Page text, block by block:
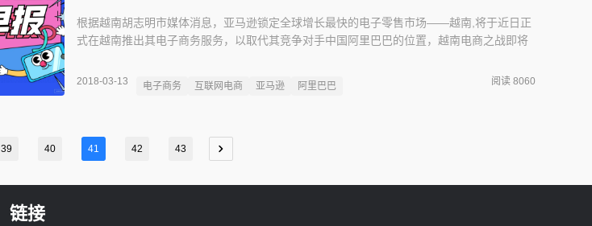
根据越南胡志明市媒体消息，亚马逊锁定全球增长最快的电子零售市场——越南,将于近日正
式在越南推出其电子商务服务，以取代其竞争对手中国阿里巴巴的位置，越南电商之战即将
协会拥有 140 名会员，是当地最大的在线业务组织之一。据悉，本次合作，将是该组织与电
子商务玩家的首度携手。这一合作关系，将进一步壮大亚马逊平台及其产
2018-03-13 电子商务 互联网电商 亚马逊 阿里巴巴 阅读 8060
39 40 41 42 43
链接